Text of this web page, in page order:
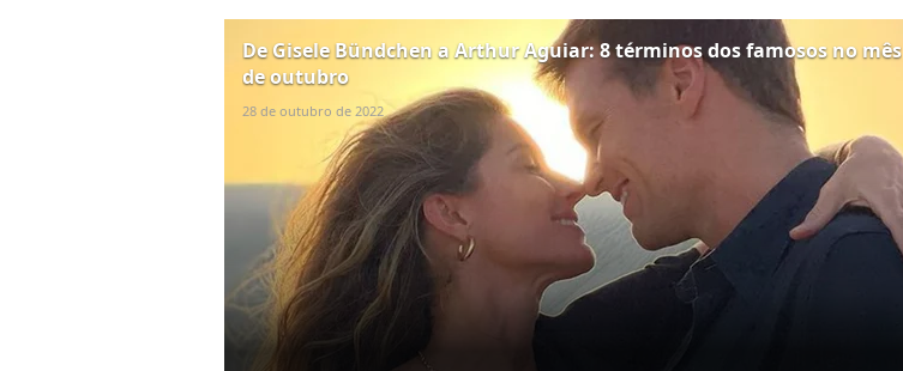
De Gisele Bündchen a Arthur Aguiar: 8 términos dos famosos no mês
de outubro
28 de outubro de 2022